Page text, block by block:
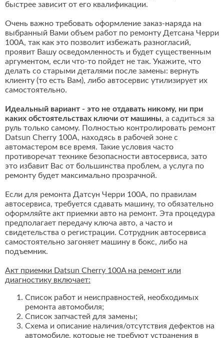
быстрее зависит от его квалификации.
Очень важно требовать оформление заказ-наряда на
выбранный Вами объем работ по ремонту Детсана Черри
100A, так как это позволит избежать разногласий,
проявит Вашу осведомленность и будет существенным
аргументом, если что-то пойдет не так. Укажите, что
делать со старыми деталями после замены: вернуть
клиенту (то есть Вам), либо автосервис утилизирует их
самостоятельно.
Идеальный вариант - это не отдавать никому, ни при
каких обстоятельствах ключи от машины, а садиться за
руль только самому. Полностью контролировать ремонт
Datsun Cherry 100A, находясь в рабочей зоне с
автомастером все время. Такие условия часто
противоречат технике безопасности автосервиса, зато
это избавит Вас от большинства проблем, а услуга по
ремонту будет максимально прозрачной.
Если для ремонта Датсун Черри 100A, по правилам
автосервиса, требуется сдавать машину, то обязательно
оформляйте акт приемки авто на ремонт. Эта процедура
предполагает передачу ключа авто, а часто и
свидетельства о регистрации. Сотрудник автосервиса
самостоятельно загоняет машину в бокс, либо на
подъемник.
Акт приемки Datsun Cherry 100A на ремонт или
диагностику включает:
Список работ и неисправностей, необходимых
ремонта автомобиля;
Список запчастей для замены;
Схема и описание наличия/отсутствия дефектов на
автомобиле, которые не требуют устранения в